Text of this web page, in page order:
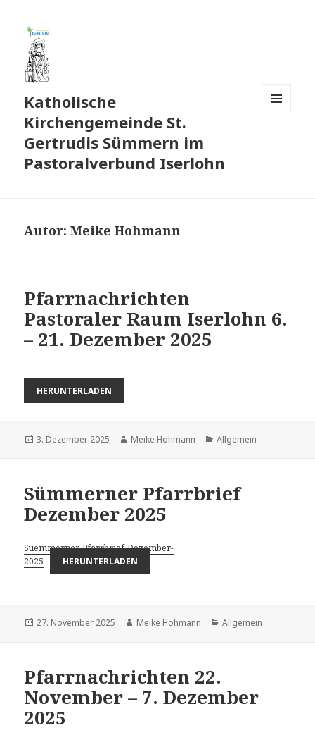
Katholische
Kirchengemeinde St.
Gertrudis Sümmern im
Pastoralverbund Iserlohn
Autor:Meike Hohmann
Pfarrnachrichten
Pastoraler Raum Iserlohn 6.
– 21. Dezember 2025
HERUNTERLADEN
Veröffentlicht
3. Dezember 2025 Autor
Meike Hohmann Kategorien
Allgemein
Sümmerner Pfarrbrief
Dezember 2025
Suemmerner-Pfarrbrief-Dezember-
2025
HERUNTERLADEN
Veröffentlicht
27. November 2025 Autor
Meike Hohmann Kategorien
Allgemein
Pfarrnachrichten 22.
November – 7. Dezember
2025